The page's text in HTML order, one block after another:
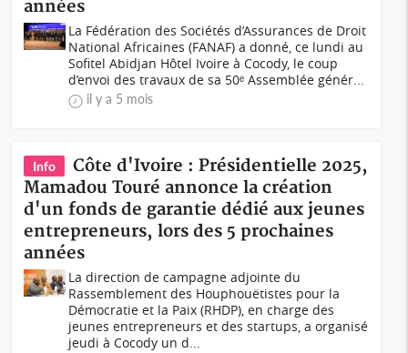
années
La Fédération des Sociétés d’Assurances de Droit
National Africaines (FANAF) a donné, ce lundi au
Sofitel Abidjan Hôtel Ivoire à Cocody, le coup
d’envoi des travaux de sa 50ᵉ Assemblée génér...
il y a 5 mois
Info
Côte d'Ivoire : Présidentielle 2025,
Mamadou Touré annonce la création
d'un fonds de garantie dédié aux jeunes
entrepreneurs, lors des 5 prochaines
années
La direction de campagne adjointe du
Rassemblement des Houphouëtistes pour la
Démocratie et la Paix (RHDP), en charge des
jeunes entrepreneurs et des startups, a organisé
jeudi à Cocody un d...